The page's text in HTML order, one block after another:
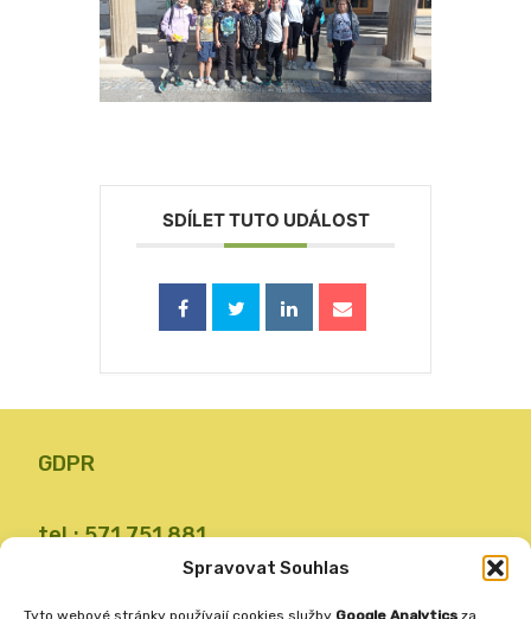
Spravovat Souhlas
Tyto webové stránky používají cookies služby Google Analytics za
SDÍLET TUTO UDÁLOST
GDPR
tel.: 571 751 881
email: zsvalbystrice@zsvb.cz